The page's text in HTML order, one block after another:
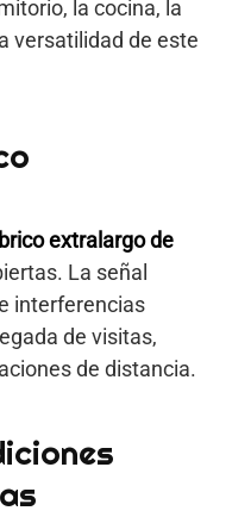
la cocina, la
versatilidad de este
extralargo de
La señal
interferencias
de visitas,
de distancia.